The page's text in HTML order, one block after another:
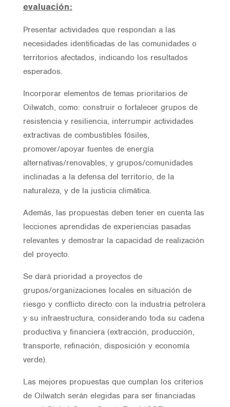
evaluación:
Presentar actividades que respondan a las
necesidades identificadas de las comunidades o
territorios afectados, indicando los resultados
esperados.
Incorporar elementos de temas prioritarios de
Oilwatch, como: construir o fortalecer grupos de
resistencia y resiliencia, interrumpir actividades
extractivas de combustibles fósiles,
promover/apoyar fuentes de energía
alternativas/renovables, y grupos/comunidades
inclinadas a la defensa del territorio, de la
naturaleza, y de la justicia climática.
Además, las propuestas deben tener en cuenta las
lecciones aprendidas de experiencias pasadas
relevantes y demostrar la capacidad de realización
del proyecto.
Se dará prioridad a proyectos de
grupos/organizaciones locales en situación de
riesgo y conflicto directo con la industria petrolera
y su infraestructura, considerando toda su cadena
productiva y financiera (extracción, producción,
transporte, refinación, disposición y economía
verde).
Las mejores propuestas que cumplan los criterios
de Oilwatch serán elegidas para ser financiadas